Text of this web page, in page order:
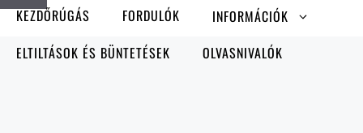
Bezár
KEZDŐRÚGÁS FORDULÓK
INFORMÁCIÓK
ELTILTÁSOK ÉS BÜNTETÉSEK
OLVASNIVALÓK